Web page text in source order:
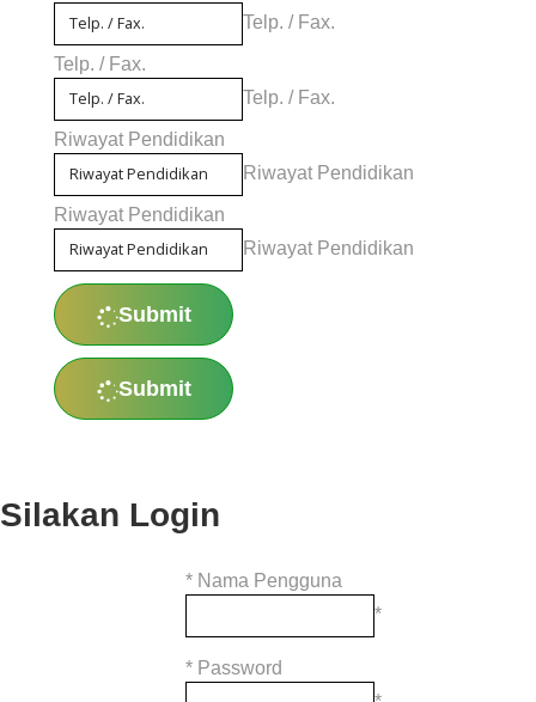
Telp. / Fax.
Telp. / Fax.
Telp. / Fax.
Riwayat Pendidikan
Riwayat Pendidikan
Riwayat Pendidikan
Riwayat Pendidikan
Submit
Submit
Silakan Login
* Nama Pengguna
*
* Password